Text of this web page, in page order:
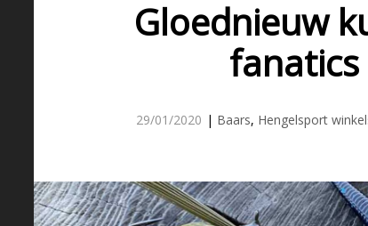
Gloednieuw
fanatics
29/01/2020 | Baars, Hengelsport